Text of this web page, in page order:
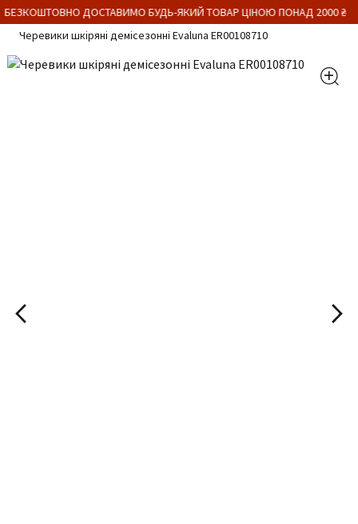
ДОСТАВИМО БУДЬ-ЯКИЙ ТОВАР ЦІНОЮ ПОНАД 2000 ₴
Черевики шкіряні демісезонні Evaluna ER00108710